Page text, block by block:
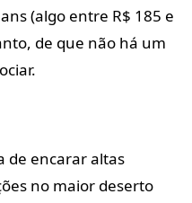
(algo entre R$ 185 e
de que não há um
de encarar altas
no maior deserto